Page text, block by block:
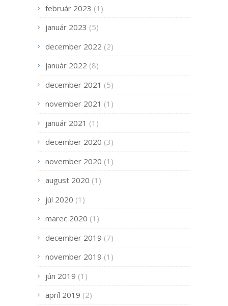
február 2023 (1)
január 2023 (5)
december 2022 (2)
január 2022 (8)
december 2021 (5)
november 2021 (1)
január 2021 (1)
december 2020 (3)
november 2020 (1)
august 2020 (1)
júl 2020 (1)
marec 2020 (1)
december 2019 (7)
november 2019 (1)
jún 2019 (1)
apríl 2019 (2)